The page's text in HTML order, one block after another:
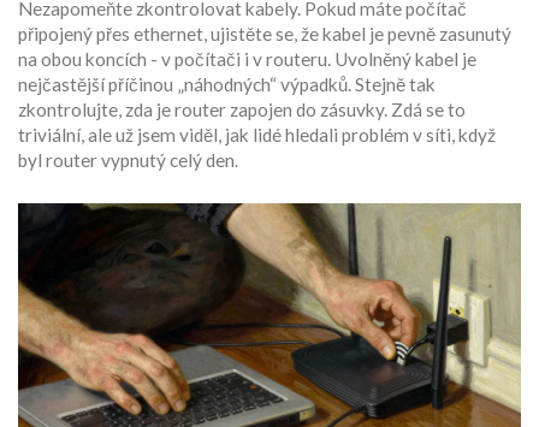
Nezapomeňte zkontrolovat kabely. Pokud máte počítač
připojený přes ethernet, ujistěte se, že kabel je pevně zasunutý
na obou koncích - v počítači i v routeru. Uvolněný kabel je
nejčastější příčinou „náhodných“ výpadků. Stejně tak
zkontrolujte, zda je router zapojen do zásuvky. Zdá se to
triviální, ale už jsem viděl, jak lidé hledali problém v síti, když
byl router vypnutý celý den.